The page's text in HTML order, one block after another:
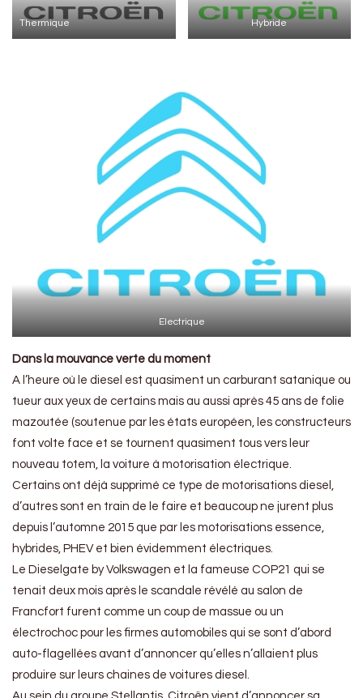
Thermique Hybride
Electrique
Dans la mouvance verte du moment
A l’heure où le diesel est quasiment un carburant satanique ou
tueur aux yeux de certains mais au aussi après 45 ans de folie
mazoutée (soutenue par les états européen, les constructeurs
font volte face et se tournent quasiment tous vers leur
nouveau totem, la voiture à motorisation électrique.
Certains ont déjà supprimé ce type de motorisations diesel,
d’autres sont en train de le faire et beaucoup ne jurent plus
depuis l’automne 2015 que par les motorisations essence,
hybrides, PHEV et bien évidemment électriques.
Le Dieselgate by Volkswagen et la fameuse COP21 qui se
tenait deux mois après le scandale révélé au salon de
Francfort furent comme un coup de massue ou un
électrochoc pour les firmes automobiles qui se sont d’abord
auto-flagellées avant d’annoncer qu’elles n’allaient plus
produire sur leurs chaines de voitures diesel.